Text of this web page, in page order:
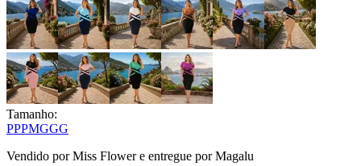
Tamanho:
PPPMGGG
Vendido porMiss Flowere entregue por Magalu